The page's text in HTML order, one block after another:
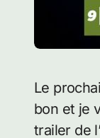
Le prochain épisode de The 100 intitulé « Resurrection » s’annonce déjà comme très très
bon et je
trailer de